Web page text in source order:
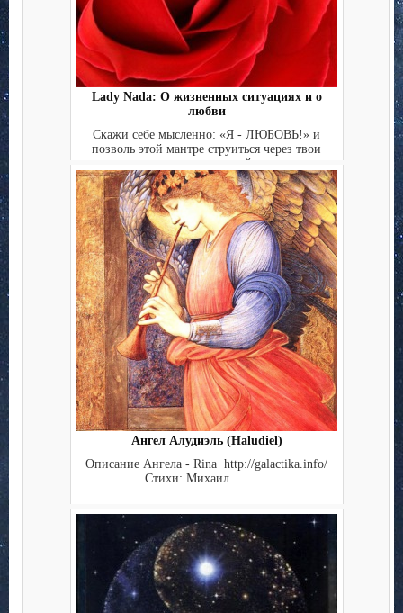
Lady Nada: О жизненных ситуациях и о
любви
Скажи себе мысленно: «Я - ЛЮБОВЬ!» и
позволь этой мантре струиться через твои
клетки и почувствуй, ч...
Ангел Алудиэль (Haludiel)
Описание Ангела - Rina http://galactika.info/
Стихи: Михаил ...